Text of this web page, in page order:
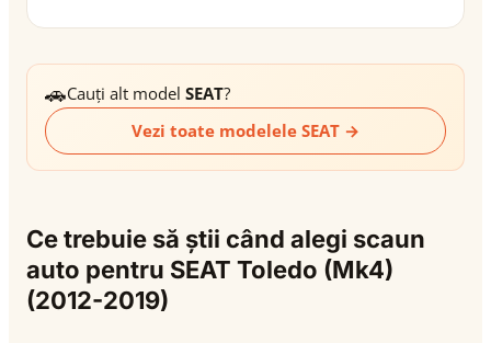
🚗Cauți alt model SEAT?
Vezi toate modelele SEAT →
Ce trebuie să știi când alegi scaun
auto pentru SEAT Toledo (Mk4)
(2012-2019)